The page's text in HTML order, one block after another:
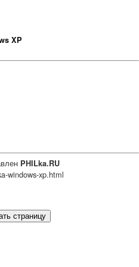
XP
PHILka.RU
windows-xp.html
страницу